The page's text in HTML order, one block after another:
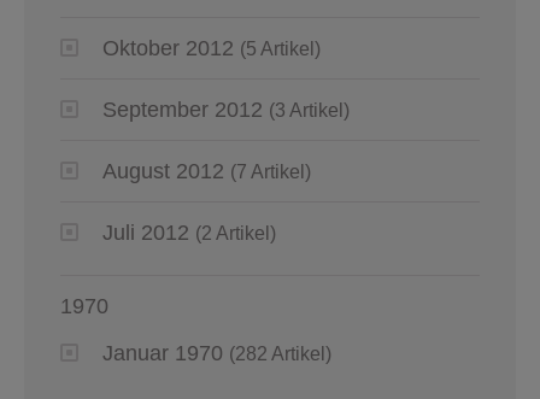
Oktober 2012 (5 Artikel)
September 2012 (3 Artikel)
August 2012 (7 Artikel)
Juli 2012 (2 Artikel)
1970
Januar 1970 (282 Artikel)